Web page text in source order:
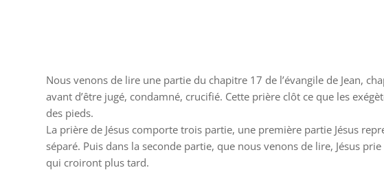
Nous venons de lire une partie du chapitre 17 de l’évangile de Jean,
avant d’être jugé, condamné, crucifié. Cette prière clôt ce que les
des pieds.
La prière de Jésus comporte trois partie, une première partie Jésus
séparé. Puis dans la seconde partie, que nous venons de lire, Jésus
qui croiront plus tard.